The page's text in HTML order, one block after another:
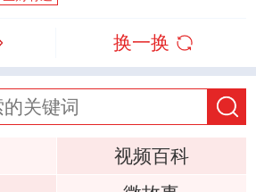
换一换
视频百科